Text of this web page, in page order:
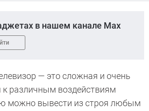
в нашем канале Max
— это сложная и очень
к различным воздействиям
можно вывести из строя любым